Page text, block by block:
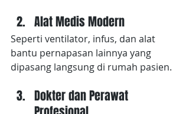
Alat Medis Modern
Seperti ventilator, infus, dan alat
bantu pernapasan lainnya yang
dipasang langsung di rumah pasien.
Dokter dan Perawat